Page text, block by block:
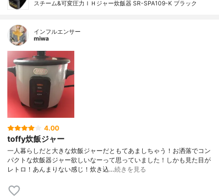
スチーム&可変圧力ＩＨジャー炊飯器 SR-SPA109-K ブラック
インフルエンサー
miwa
4.00
toffy炊飯ジャー
一人暮らしだと大きな炊飯ジャーだともてあましちゃう！お洒落でコン
パクトな炊飯器ジャー欲しいなーって思っていました！しかも見た目が
レトロ！あんまりない感じ！炊き込…続きを見る